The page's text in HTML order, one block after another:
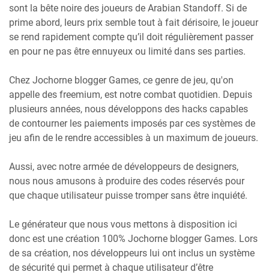
sont la bête noire des joueurs de Arabian Standoff. Si de
prime abord, leurs prix semble tout à fait dérisoire, le joueur
se rend rapidement compte qu’il doit régulièrement passer
en pour ne pas être ennuyeux ou limité dans ses parties.
Chez Jochorne blogger Games, ce genre de jeu, qu'on
appelle des freemium, est notre combat quotidien. Depuis
plusieurs années, nous développons des hacks capables
de contourner les paiements imposés par ces systèmes de
jeu afin de le rendre accessibles à un maximum de joueurs.
Aussi, avec notre armée de développeurs de designers,
nous nous amusons à produire des codes réservés pour
que chaque utilisateur puisse tromper sans être inquiété.
Le générateur que nous vous mettons à disposition ici
donc est une création 100% Jochorne blogger Games. Lors
de sa création, nos développeurs lui ont inclus un système
de sécurité qui permet à chaque utilisateur d’être